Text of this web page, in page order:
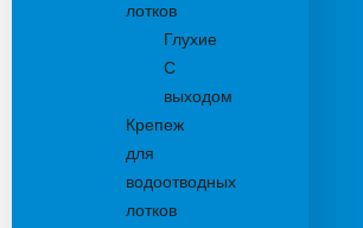
лотков
Глухие
С
выходом
Крепеж
для
водоотводных
лотков